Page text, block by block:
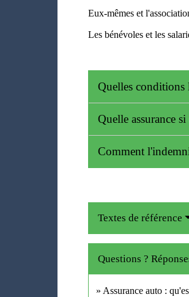
Eux-mêmes et
Les bénévoles et les
Quelles conditions
Quelle assurance
Comment
Textes de référence
Questions ?
Assurance auto :